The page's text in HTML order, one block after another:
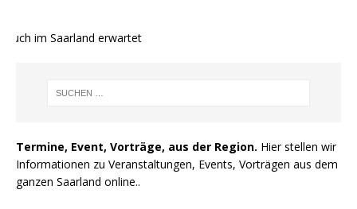
im Saarland erwartet
Termine, Event, Vorträge, aus der Region. Hier stellen wir
Informationen zu Veranstaltungen, Events, Vorträgen aus dem
ganzen Saarland online..